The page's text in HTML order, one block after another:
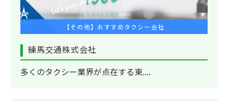
【その他】おすすめタクシー会社
練馬交通株式会社
多くのタクシー業界が点在する東....